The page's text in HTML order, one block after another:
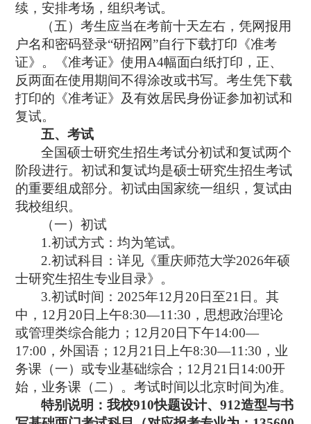
续，安排考场，组织考试。
（五）考生应当在考前十天左右，凭网报用
户名和密码登录“研招网”自行下载打印《准考
证》。《准考证》使用A4幅面白纸打印，正、
反两面在使用期间不得涂改或书写。考生凭下载
打印的《准考证》及有效居民身份证参加初试和
复试。
五、考试
全国硕士研究生招生考试分初试和复试两个
阶段进行。初试和复试均是硕士研究生招生考试
的重要组成部分。初试由国家统一组织，复试由
我校组织。
（一）初试
1.初试方式：均为笔试。
2.初试科目：详见《重庆师范大学2026年硕
士研究生招生专业目录》。
3.初试时间：2025年12月20 日至21 日。其
中， 12月20 日上午8:30—11:30 ，思想政治理论
或管理类综合能力； 12月20 日下午14:00—
17:00 ，外国语； 12月21 日上午8:30—11:30 ，业
务课（一）或专业基础综合； 12月21 日 14:00开
始，业务课（二）。考试时间以北京时间为准。
特别说明：我校910快题设计、912造型与书